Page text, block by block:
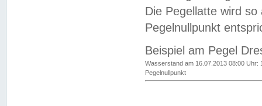
Die Pegellatte wird
Pegelnullpunkt
Beispiel am Pegel
Wasserstand am 16.07.2013 08:00 Uhr:
Pegelnullpunkt